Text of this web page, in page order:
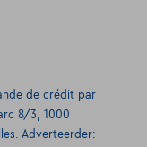
de crédit par
8/3, 1000
Adverteerder: